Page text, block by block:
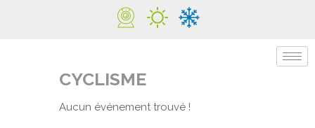
CYCLISME
Aucun événement trouvé !